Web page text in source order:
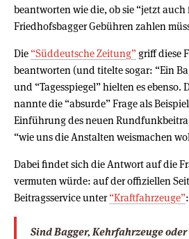
beantworten wie die, ob sie “jetzt auch
Friedhofsbagger Gebühren zahlen
Die “Süddeutsche Zeitung”griff diese
beantworten (und titelte sogar: “Ein
und “Tagesspiegel” hielten es ebenso.
nannte die “absurde” Frage als
Einführung des neuen
“wie uns die Anstalten weismachen
Dabei findet sich die Antwort auf die
vermuten würde: auf der offiziellen
Beitragsservice unter“Kraftfahrzeuge”:
Sind Bagger, Kehrfahrzeuge